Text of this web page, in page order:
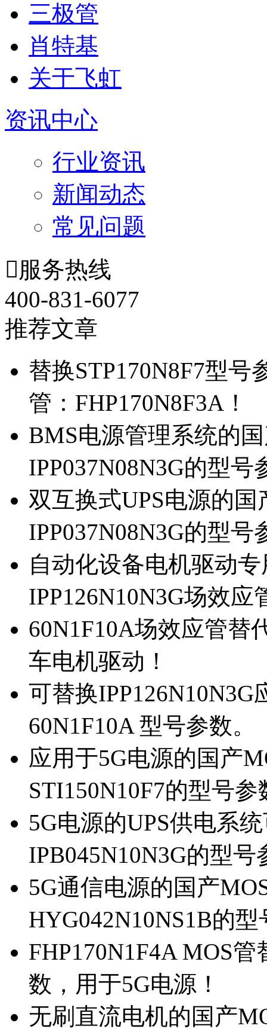
三极管
肖特基
关于飞虹
资讯中心
行业资讯
新闻动态
常见问题
服务热线
400-831-6077
推荐文章
替换STP170N8F7型
管：FHP170N8F3A！
BMS电源管理系统的
IPP037N08N3G的型号
双互换式UPS电源的
IPP037N08N3G的型号
自动化设备电机驱动
IPP126N10N3G场效应
60N1F10A场效应管替
车电机驱动！
可替换
60N1F10A 型号参数。
应用于5G电源的国产
STI150N10F7的型号参
5G电源的UPS供电系
IPB045N10N3G的型号
5G通信电源的国产
HYG042N10NS1B的
FHP170N1F4A MOS
数，用于5G电源！
无刷直流电机的国产